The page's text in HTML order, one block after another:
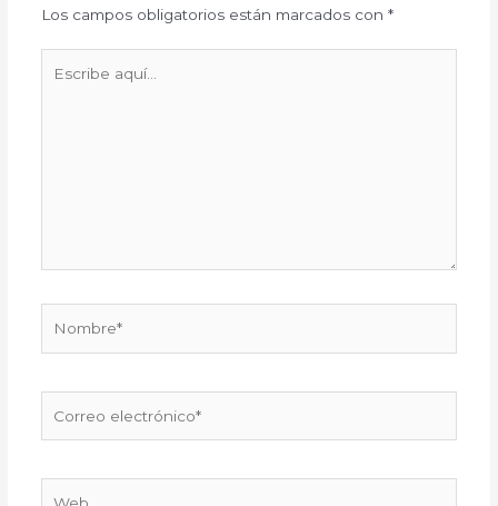
Los campos obligatorios están marcados con *
aquí...
electrónico*